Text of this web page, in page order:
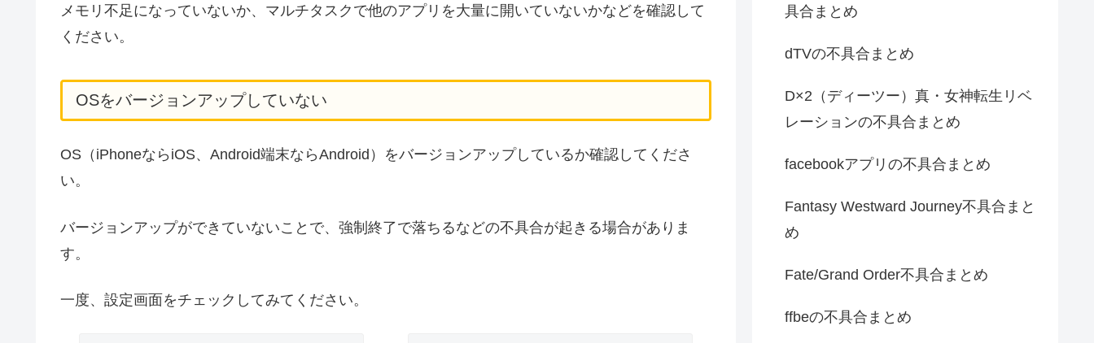
メモリ不足になっていないか、マルチタスクで他のアプリを大量に開いていないかなどを確認して
ください。
OSをバージョンアップしていない
OS（iPhoneならiOS、Android端末ならAndroid）をバージョンアップしているか確認してくださ
い。
バージョンアップができていないことで、強制終了で落ちるなどの不具合が起きる場合がありま
す。
一度、設定画面をチェックしてみてください。
具合まとめ
dTVの不具合まとめ
D×2（ディーツー）真・女神転生リベ
レーションの不具合まとめ
facebookアプリの不具合まとめ
Fantasy Westward Journey不具合まと
め
Fate/Grand Order不具合まとめ
ffbeの不具合まとめ